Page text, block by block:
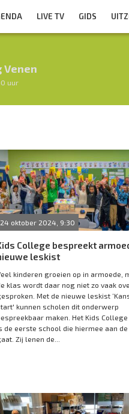
LIVE TV GIDS
Venen
uur
24 oktober 2024, 9:30
College bespreekt
leskist
kinderen groeien op in armoede,
klas wordt daar nog niet zo vaak
Met de nieuwe leskist
kunnen scholen dit onderwerp
maken. Het Kids
de eerste school die hiermee aan
Zij lenen de...